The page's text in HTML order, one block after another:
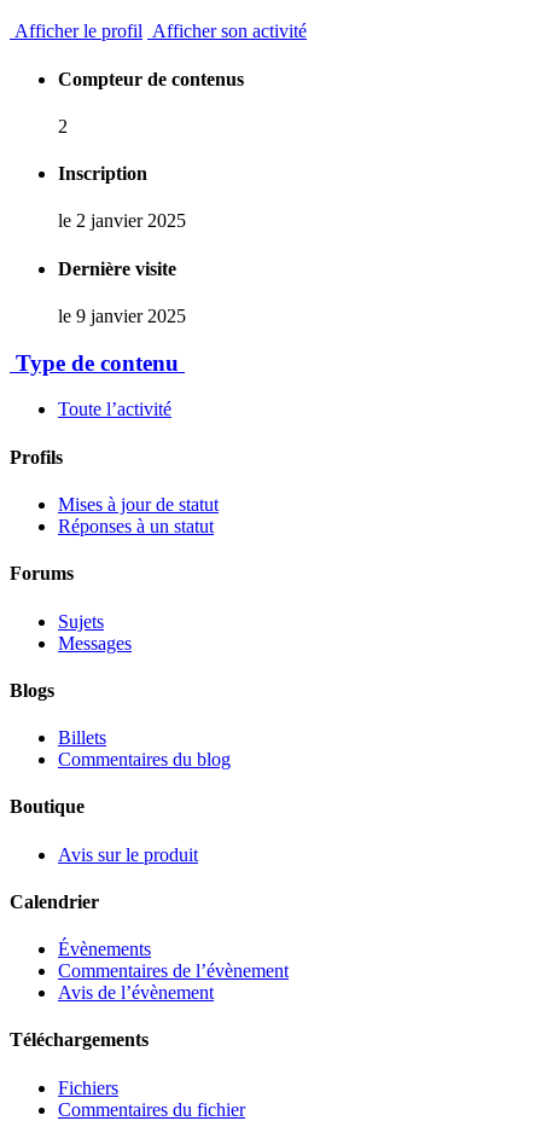
Afficher le profil Afficher son activité
Compteur de contenus
2
Inscription
le 2 janvier 2025
Dernière visite
le 9 janvier 2025
Type de contenu
Toute l’activité
Profils
Mises à jour de statut
Réponses à un statut
Forums
Sujets
Messages
Blogs
Billets
Commentaires du blog
Boutique
Avis sur le produit
Calendrier
Évènements
Commentaires de l’évènement
Avis de l’évènement
Téléchargements
Fichiers
Commentaires du fichier